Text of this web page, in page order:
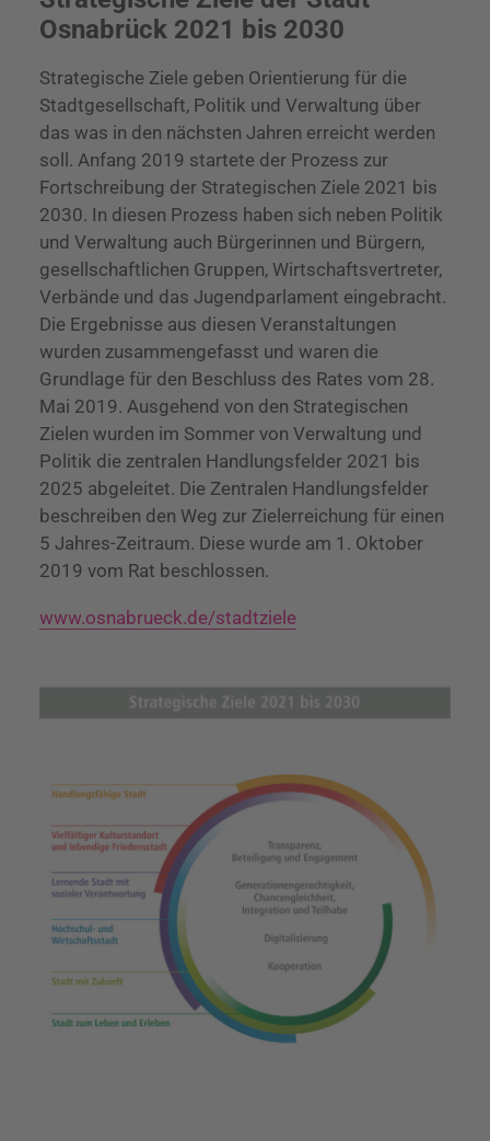
Osnabrück 2021 bis 2030
Strategische Ziele geben Orientierung für die
Stadtgesellschaft, Politik und Verwaltung über
das was in den nächsten Jahren erreicht werden
soll. Anfang 2019 startete der Prozess zur
Fortschreibung der Strategischen Ziele 2021 bis
2030. In diesen Prozess haben sich neben Politik
und Verwaltung auch Bürgerinnen und Bürgern,
gesellschaftlichen Gruppen, Wirtschaftsvertreter,
Verbände und das Jugendparlament eingebracht.
Die Ergebnisse aus diesen Veranstaltungen
wurden zusammengefasst und waren die
Grundlage für den Beschluss des Rates vom 28.
Mai 2019. Ausgehend von den Strategischen
Zielen wurden im Sommer von Verwaltung und
Politik die zentralen Handlungsfelder 2021 bis
2025 abgeleitet. Die Zentralen Handlungsfelder
beschreiben den Weg zur Zielerreichung für einen
5 Jahres-Zeitraum. Diese wurde am 1. Oktober
2019 vom Rat beschlossen.
www.osnabrueck.de/stadtziele